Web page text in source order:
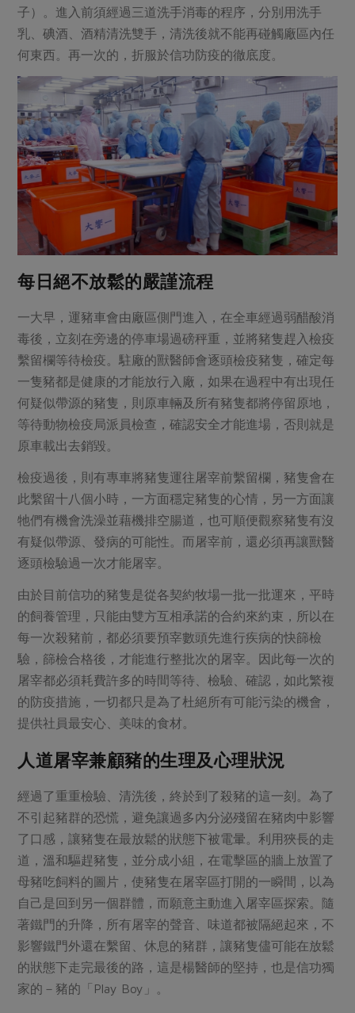
子）。進入前須經過三道洗手消毒的程序，分別用洗手
乳、碘酒、酒精清洗雙手，清洗後就不能再碰觸廠區內任
何東西。再一次的，折服於信功防疫的徹底度。
每日絕不放鬆的嚴謹流程
一大早，運豬車會由廠區側門進入，在全車經過弱醋酸消
毒後，立刻在旁邊的停車場過磅秤重，並將豬隻趕入檢疫
繫留欄等待檢疫。駐廠的獸醫師會逐頭檢疫豬隻，確定每
一隻豬都是健康的才能放行入廠，如果在過程中有出現任
何疑似帶源的豬隻，則原車輛及所有豬隻都將停留原地，
等待動物檢疫局派員檢查，確認安全才能進場，否則就是
原車載出去銷毀。
檢疫過後，則有專車將豬隻運往屠宰前繫留欄，豬隻會在
此繫留十八個小時，一方面穩定豬隻的心情，另一方面讓
牠們有機會洗澡並藉機排空腸道，也可順便觀察豬隻有沒
有疑似帶源、發病的可能性。而屠宰前，還必須再讓獸醫
逐頭檢驗過一次才能屠宰。
由於目前信功的豬隻是從各契約牧場一批一批運來，平時
的飼養管理，只能由雙方互相承諾的合約來約束，所以在
每一次殺豬前，都必須要預宰數頭先進行疾病的快篩檢
驗，篩檢合格後，才能進行整批次的屠宰。因此每一次的
屠宰都必須耗費許多的時間等待、檢驗、確認，如此繁複
的防疫措施，一切都只是為了杜絕所有可能污染的機會，
提供社員最安心、美味的食材。
人道屠宰兼顧豬的生理及心理狀況
經過了重重檢驗、清洗後，終於到了殺豬的這一刻。為了
不引起豬群的恐慌，避免讓過多內分泌殘留在豬肉中影響
了口感，讓豬隻在最放鬆的狀態下被電暈。利用狹長的走
道，溫和驅趕豬隻，並分成小組，在電擊區的牆上放置了
母豬吃飼料的圖片，使豬隻在屠宰區打開的一瞬間，以為
自己是回到另一個群體，而願意主動進入屠宰區探索。隨
著鐵門的升降，所有屠宰的聲音、味道都被隔絕起來，不
影響鐵門外還在繫留、休息的豬群，讓豬隻儘可能在放鬆
的狀態下走完最後的路，這是楊醫師的堅持，也是信功獨
家的－豬的「Play Boy」。